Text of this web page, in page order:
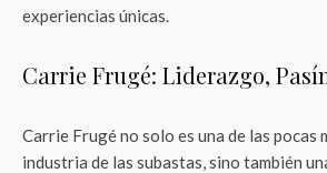
experiencias únicas.
Carrie Frugé: Liderazgo,
Carrie Frugé no solo es una de las pocas
industria de las subastas, sino también